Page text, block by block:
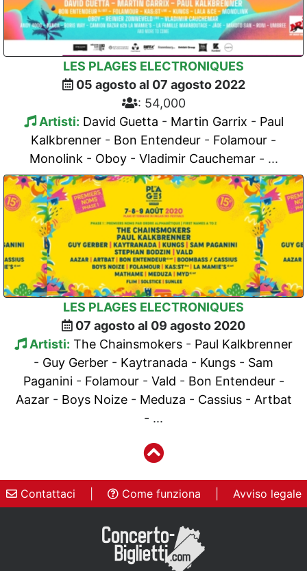
LES PLAGES ELECTRONIQUES
05 agosto al 07 agosto 2022
: 54,000
Artisti: David Guetta - Martin Garrix - Paul
Kalkbrenner - Bon Entendeur - Folamour -
Monolink - Oboy- Vladimir Cauchemar- ...
LES PLAGES ELECTRONIQUES
07 agosto al 09 agosto 2020
Artisti: The Chainsmokers - Paul Kalkbrenner
- Guy Gerber - Kaytranada - Kungs - Sam
Paganini- Folamour- Vald - Bon Entendeur-
Aazar- Boys Noize- Meduza - Cassius- Artbat
- ...
Contattaci Come funziona Avviso legale